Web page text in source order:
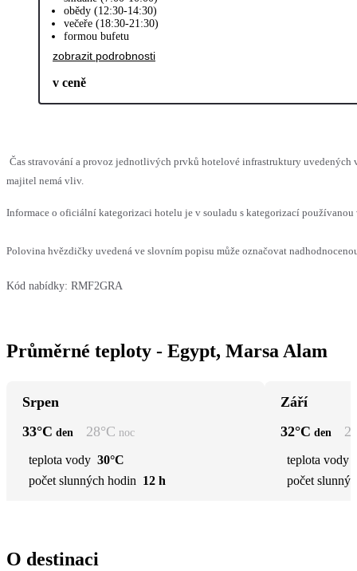
obědy (12:30-14:30)
večeře (18:30-21:30)
formou bufetu
zobrazit podrobnosti
v ceně
Čas stravování a provoz jednotlivých prvků hotelové infrastruktury uvedených
majitel nemá vliv.
Informace o oficiální kategorizaci hotelu je v souladu s kategorizací
Polovina hvězdičky uvedená ve slovním popisu může označovat
Kód nabídky: RMF2GRA
Průměrné teploty - Egypt, Marsa Alam
Srpen
33°C den 28°C noc
teplota vody 30°C
počet slunných hodin 12 h
Září
32°C den
teplota vody
počet
O destinaci